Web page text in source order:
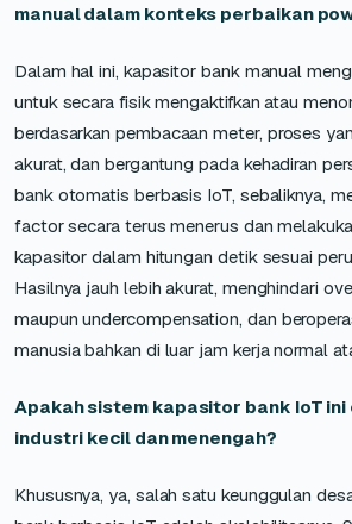
manual dalam konteks perbaikan
Dalam hal ini, kapasitor bank manual
untuk secara fisik mengaktifkan atau
berdasarkan pembacaan meter, proses
akurat, dan bergantung pada kehadiran
bank otomatis berbasis IoT, sebaliknya,
factor secara terus menerus dan
kapasitor dalam hitungan detik sesuai
Hasilnya jauh lebih akurat, menghindari
maupun undercompensation, dan
manusia bahkan di luar jam kerja normal
Apakah sistem kapasitor bank IoT
industri kecil dan menengah?
Khususnya, ya, salah satu keunggulan